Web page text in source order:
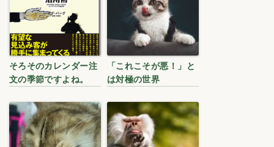
そろそのカレンダー注
文の季節ですよね。
「これこそが悪！」と
は対極の世界